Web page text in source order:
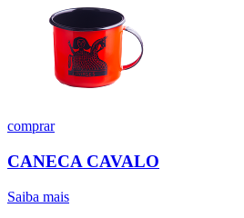
comprar
CANECA CAVALO
Saiba mais